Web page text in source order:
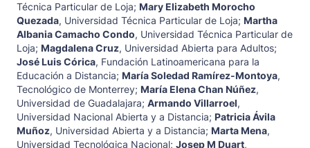
Técnica Particular de Loja; Mary Elizabeth Morocho
Quezada, Universidad Técnica Particular de Loja; Martha
Albania Camacho Condo, Universidad Técnica Particular de
Loja; Magdalena Cruz, Universidad Abierta para Adultos;
José Luis Córica, Fundación Latinoamericana para la
Educación a Distancia; María Soledad Ramírez-Montoya,
Tecnológico de Monterrey; María Elena Chan Núñez,
Universidad de Guadalajara; Armando Villarroel,
Universidad Nacional Abierta y a Distancia; Patricia Ávila
Muñoz, Universidad Abierta y a Distancia; Marta Mena,
Universidad Tecnológica Nacional; Josep M Duart,